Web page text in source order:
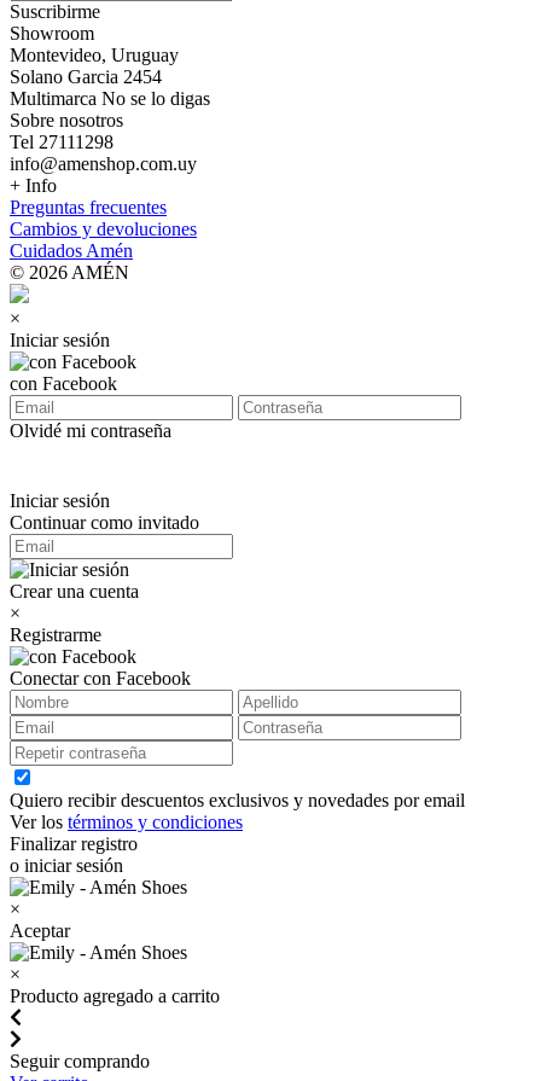
Suscribirme
Showroom
Montevideo, Uruguay
Solano Garcia 2454
Multimarca No se lo digas
Sobre nosotros
Tel 27111298
info@amenshop.com.uy
+ Info
Preguntas frecuentes
Cambios y devoluciones
Cuidados Amén
© 2026 AMÉN
×
Iniciar sesión
con Facebook
Olvidé mi contraseña
Iniciar sesión
Continuar como invitado
Crear una cuenta
×
Registrarme
Conectar con Facebook
Quiero recibir descuentos exclusivos y novedades por email
Ver los términos y condiciones
Finalizar registro
o iniciar sesión
×
Aceptar
×
Producto agregado a carrito
Seguir comprando